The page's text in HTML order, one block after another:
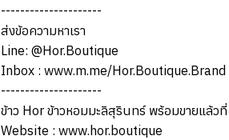
---------------------
ส่งข้อความหาเรา
Line: @Hor.Boutique
Inbox : www.m.me/Hor.Boutique.Brand
---------------------
ข้าว Hor ข้าวหอมมะลิสุรินทร์ พร้อมขายแล้วที่
Website : www.hor.boutique